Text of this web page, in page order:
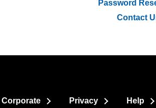
Password
Contact
Corporate Privacy Help